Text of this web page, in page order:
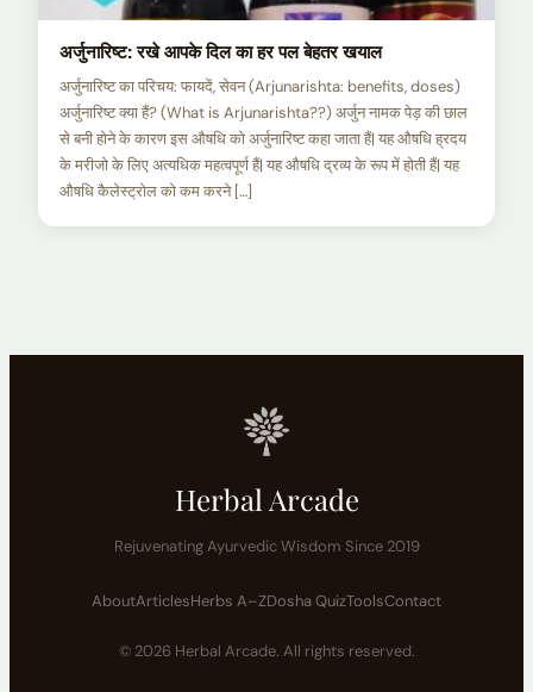
अर्जुनारिष्ट: रखे आपके दिल का हर पल बेहतर खयाल
अर्जुनारिष्ट का परिचय: फायदें, सेवन (Arjunarishta: benefits, doses)
अर्जुनारिष्ट क्या हैं? (What is Arjunarishta??) अर्जुन नामक पेड़ की छाल
से बनी होने के कारण इस औषधि को अर्जुनारिष्ट कहा जाता हैं| यह औषधि ह्रदय
के मरीजो के लिए अत्यधिक महत्वपूर्ण हैं| यह औषधि द्रव्य के रूप में होती हैं| यह
औषधि कैलेस्ट्रोल को कम करने […]
Herbal Arcade
Rejuvenating Ayurvedic Wisdom Since 2019
AboutArticlesHerbs A–ZDosha QuizToolsContact
© 2026 Herbal Arcade. All rights reserved.